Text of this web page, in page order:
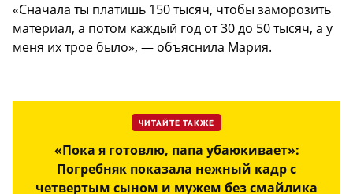
«Сначала ты платишь 150 тысяч, чтобы заморозить
материал, а потом каждый год от 30 до 50 тысяч, а у
меня их трое было», — объяснила Мария.
ЧИТАЙТЕ ТАКЖЕ
«Пока я готовлю, папа убаюкивает»:
Погребняк показала нежный кадр с
четвертым сыном и мужем без смайлика